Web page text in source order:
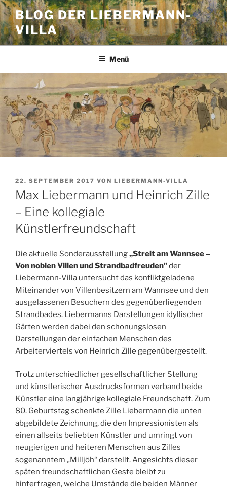
Zum
Inhalt
springen
BLOG DER LIEBERMANN-
VILLA
Menü
VERÖFFENTLICHT
AM
22. SEPTEMBER 2017 VON LIEBERMANN-VILLA
Max Liebermann und Heinrich Zille
– Eine kollegiale
Künstlerfreundschaft
Die aktuelle Sonderausstellung„Streit am Wannsee –
Von noblen Villen und Strandbadfreuden”der
Liebermann-Villa untersucht das konfliktgeladene
Miteinander von Villenbesitzern am Wannsee und den
ausgelassenen Besuchern des gegenüberliegenden
Strandbades. Liebermanns Darstellungen idyllischer
Gärten werden dabei den schonungslosen
Darstellungen der einfachen Menschen des
Arbeiterviertels von Heinrich Zille gegenübergestellt.
Trotz unterschiedlicher gesellschaftlicher Stellung
und künstlerischer Ausdrucksformen verband beide
Künstler eine langjährige kollegiale Freundschaft. Zum
80. Geburtstag schenkte Zille Liebermann die unten
abgebildete Zeichnung, die den Impressionisten als
einen allseits beliebten Künstler und umringt von
neugierigen und heiteren Menschen aus Zilles
sogenanntem „Milljöh“ darstellt. Angesichts dieser
späten freundschaftlichen Geste bleibt zu
hinterfragen, welche Umstände die beiden Männer